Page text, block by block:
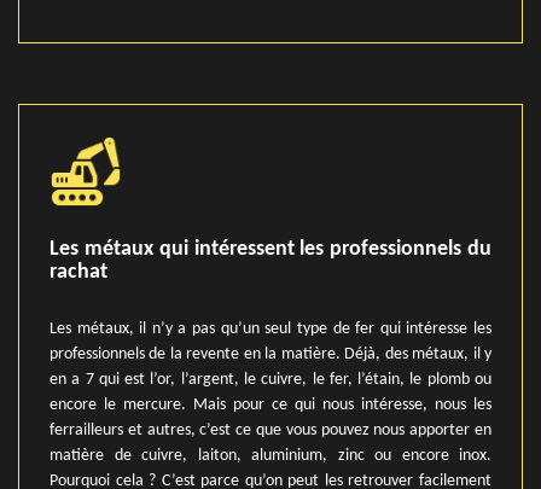
Les métaux qui intéressent les professionnels du
rachat
Les métaux, il n’y a pas qu’un seul type de fer qui intéresse les
professionnels de la revente en la matière. Déjà, des métaux, il y
en a 7 qui est l’or, l’argent, le cuivre, le fer, l’étain, le plomb ou
encore le mercure. Mais pour ce qui nous intéresse, nous les
ferrailleurs et autres, c’est ce que vous pouvez nous apporter en
matière de cuivre, laiton, aluminium, zinc ou encore inox.
Pourquoi cela ? C’est parce qu’on peut les retrouver facilement